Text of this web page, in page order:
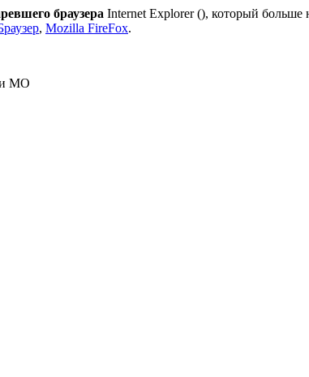
браузера Internet Explorer (), который больше
, Mozilla FireFox.
и МО